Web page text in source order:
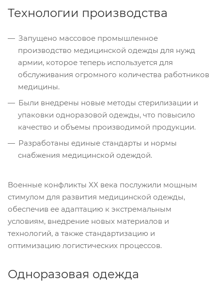
Технологии производства
Запущено массовое промышленное
производство медицинской одежды для нужд
армии, которое теперь используется для
обслуживания огромного количества работников
медицины.
Были внедрены новые методы стерилизации и
упаковки одноразовой одежды, что повысило
качество и объемы производимой продукции.
Разработаны единые стандарты и нормы
снабжения медицинской одеждой.
Военные конфликты XX века послужили мощным
стимулом для развития медицинской одежды,
обеспечив ее адаптацию к экстремальным
условиям, внедрение новых материалов и
технологий, а также стандартизацию и
оптимизацию логистических процессов.
Одноразовая одежда